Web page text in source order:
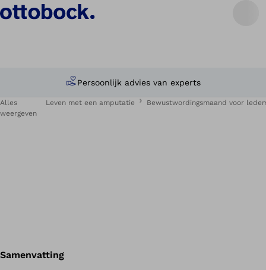
Persoonlijk advies van experts
Alles
weergeven
Leven met een amputatie Bewustwordingsmaand voor
Samenvatting